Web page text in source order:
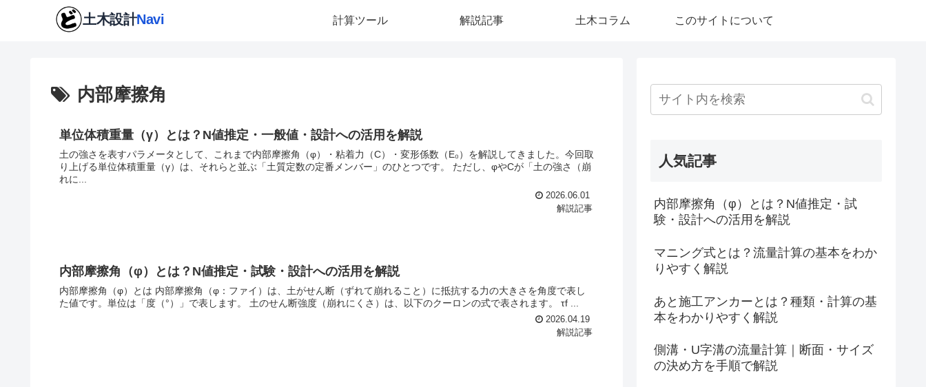
計算ツール 解説記事 土木コラム このサイトについて
内部摩擦角
単位体積重量（γ）とは？N値推定・一般値・設計への活用を解説
土の強さを表すパラメータとして、これまで内部摩擦角（φ）・粘着力（C）・変形係数（E₀）を解説してきました。今回取
り上げる単位体積重量（γ）は、それらと並ぶ「土質定数の定番メンバー」のひとつです。 ただし、φやCが「土の強さ（崩
れに...
2026.06.01
解説記事
内部摩擦角（φ）とは？N値推定・試験・設計への活用を解説
内部摩擦角（φ）とは 内部摩擦角（φ：ファイ）は、土がせん断（ずれて崩れること）に抵抗する力の大きさを角度で表し
た値です。単位は「度（°）」で表します。 土のせん断強度（崩れにくさ）は、以下のクーロンの式で表されます。 τf ...
2026.04.19
解説記事
人気記事
内部摩擦角（φ）とは？N値推定・試
験・設計への活用を解説
マニング式とは？流量計算の基本をわか
りやすく解説
あと施工アンカーとは？種類・計算の基
本をわかりやすく解説
側溝・U字溝の流量計算｜断面・サイズ
の決め方を手順で解説